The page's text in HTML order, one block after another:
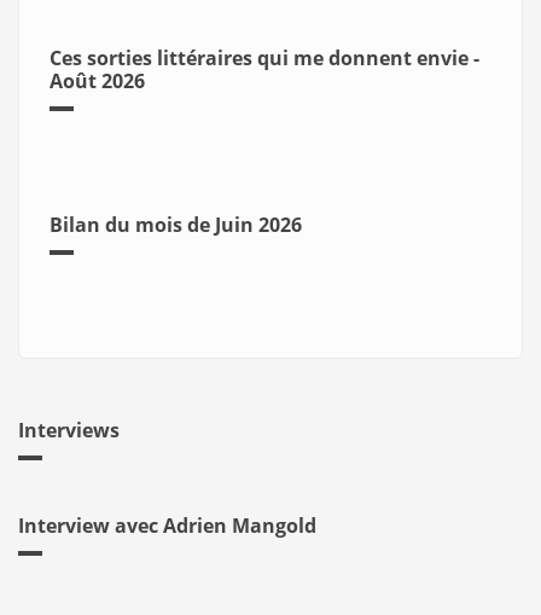
Ces sorties littéraires qui me donnent envie -
Août 2026
Bilan du mois de Juin 2026
Interviews
Interview avec Adrien Mangold